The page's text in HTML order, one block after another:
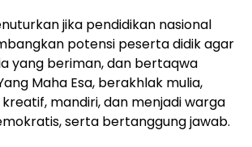
jika pendidikan nasional
potensi peserta didik agar
yang beriman, dan bertaqwa
Maha Esa, berakhlak mulia,
mandiri, dan menjadi warga
serta bertanggung jawab.